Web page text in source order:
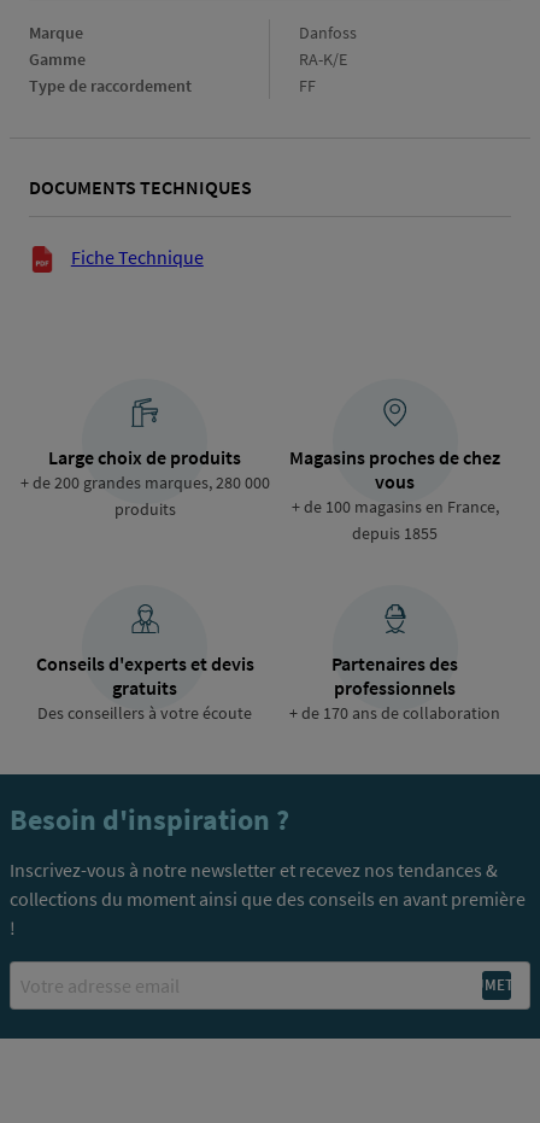
Marque Marque
Danfoss
Gamme
Gamme
RA-K/E
Type de raccordement
Type
FF
DOCUMENTS TECHNIQUES
Documents techniques
Fiche Technique
Large choix de produits
+ de 200 grandes marques, 280 000
produits
Magasins proches de chez
vous
+ de 100 magasins en France,
depuis 1855
Conseils d'experts et devis
gratuits
Des conseillers à votre écoute
Partenaires des
professionnels
+ de 170 ans de collaboration
Besoin d'inspiration ?
Inscrivez-vous à notre newsletter et recevez nos tendances &
collections du moment ainsi que des conseils en avant première
!